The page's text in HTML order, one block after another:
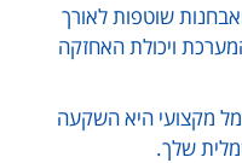
שוטפות לאורך
ויכולת האחזקה
מקצועי היא השקעה
שלך.